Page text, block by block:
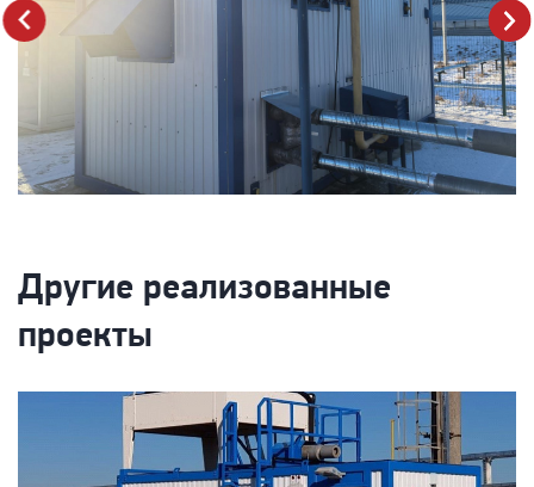
prev
next
Другие реализованные
проекты